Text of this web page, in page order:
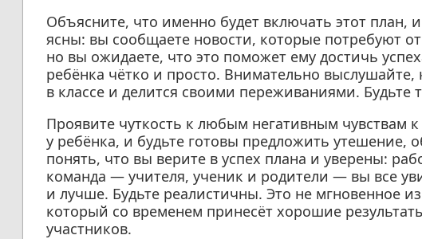
Объясните, что именно будет включать этот план,
ясны: вы сообщаете новости, которые потребуют
но вы ожидаете, что это поможет ему достичь
ребёнка чётко и просто. Внимательно
в классе и делится своими переживаниями. Будьте
Проявите чуткость к любым негативным чувствам
у ребёнка, и будьте готовы предложить утешение,
понять, что вы верите в успех плана и уверены:
команда — учителя, ученик и родители — вы все
и лучше. Будьте реалистичны. Это не мгновенное
который со временем принесёт хорошие
участников.